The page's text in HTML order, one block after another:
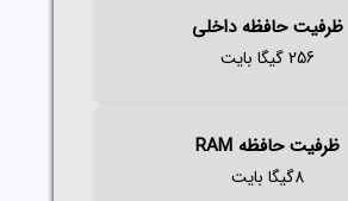
ظرفیت حافظه داخلی
256 گیگا بایت
ظرفیت حافظه RAM
8گیگا بایت